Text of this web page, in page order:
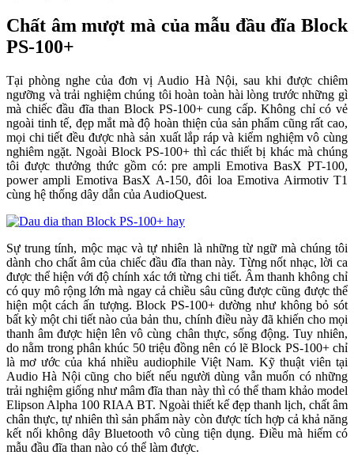
Chất âm mượt mà của mẫu đầu đĩa Block
PS-100+
Tại phòng nghe của đơn vị Audio Hà Nội, sau khi được chiêm
ngưỡng và trải nghiệm chúng tôi hoàn toàn hài lòng trước những gì
mà chiếc đầu đĩa than Block PS-100+ cung cấp. Không chỉ có vẻ
ngoài tinh tế, đẹp mắt mà độ hoàn thiện của sản phẩm cũng rất cao,
mọi chi tiết đều được nhà sản xuất lắp ráp và kiểm nghiệm vô cùng
nghiêm ngặt. Ngoài Block PS-100+ thì các thiết bị khác mà chúng
tôi được thưởng thức gồm có: pre ampli Emotiva BasX PT-100,
power ampli Emotiva BasX A-150, đôi loa Emotiva Airmotiv T1
cùng hệ thống dây dẫn của AudioQuest.
Sự trung tính, mộc mạc và tự nhiên là những từ ngữ mà chúng tôi
dành cho chất âm của chiếc đầu đĩa than này. Từng nốt nhạc, lời ca
được thể hiện với độ chính xác tới từng chi tiết. Âm thanh không chỉ
có quy mô rộng lớn mà ngay cả chiều sâu cũng được cũng được thể
hiện một cách ấn tượng. Block PS-100+ dường như không bỏ sót
bất kỳ một chi tiết nào của bản thu, chính điều này đã khiến cho mọi
thanh âm được hiện lên vô cùng chân thực, sống động. Tuy nhiên,
do nằm trong phân khúc 50 triệu đồng nên có lẽ Block PS-100+ chỉ
là mơ ước của khá nhiều audiophile Việt Nam. Kỹ thuật viên tại
Audio Hà Nội cũng cho biết nếu người dùng vẫn muốn có những
trải nghiệm giống như mâm đĩa than này thì có thể tham khảo model
Elipson Alpha 100 RIAA BT. Ngoài thiết kế đẹp thanh lịch, chất âm
chân thực, tự nhiên thì sản phẩm này còn được tích hợp cả khả năng
kết nối không dây Bluetooth vô cùng tiện dụng. Điều mà hiếm có
mẫu đầu đĩa than nào có thể làm được.